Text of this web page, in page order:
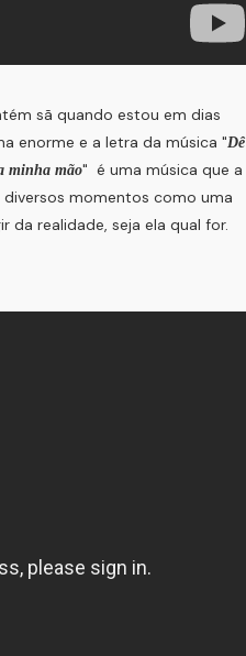
sã quando estou em dias
enorme e a letra da música "Dê
minha mão" é uma música que a
momentos como uma
da realidade, seja ela qual for.